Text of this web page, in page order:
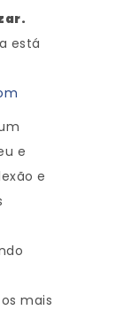
está
e
e
mais